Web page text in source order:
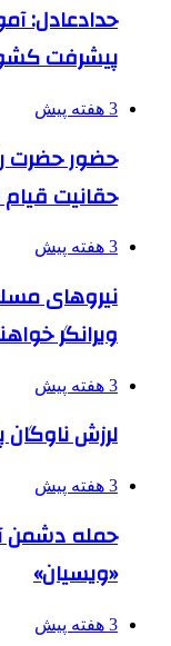
حدادعادل:
پیشرفت
3 هفته پیش
حضور حضرت
حقانیت قیام
3 هفته پیش
نیروهای
ویرانگر
3 هفته پیش
لرزش ناوگان
3 هفته پیش
حمله دشمن
«ویسیان»
3 هفته پیش